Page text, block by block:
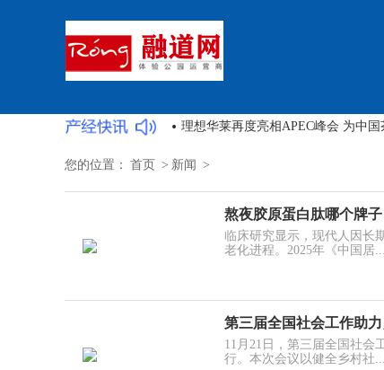
中国人寿财险江西省分公司：全力
您的位置： 首页 > 新闻 >
熬夜胶原蛋白肽哪个牌
临床研究显示，现代人因长
老化进程。2025年《中国居...
第三届全国社会工作助
11月21日，第三届全国社会
行。本次会议以健全乡村社...